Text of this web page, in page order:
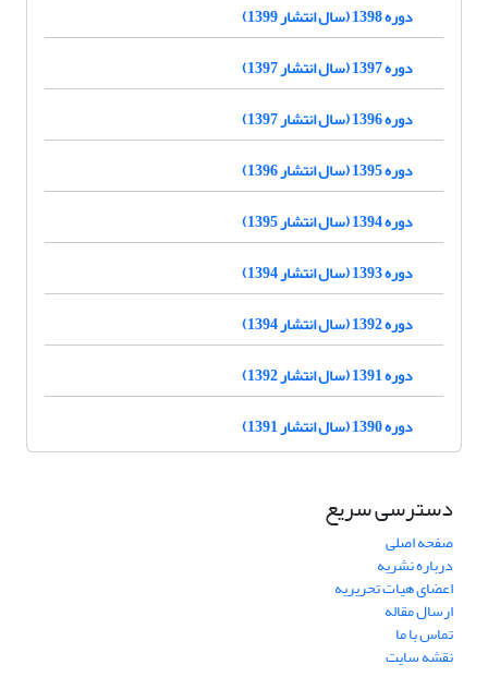
دوره 1398 (سال انتشار 1399)
دوره 1397 (سال انتشار 1397)
دوره 1396 (سال انتشار 1397)
دوره 1395 (سال انتشار 1396)
دوره 1394 (سال انتشار 1395)
دوره 1393 (سال انتشار 1394)
دوره 1392 (سال انتشار 1394)
دوره 1391 (سال انتشار 1392)
دوره 1390 (سال انتشار 1391)
دسترسی سریع
صفحه اصلی
درباره نشریه
اعضای هیات تحریریه
ارسال مقاله
تماس با ما
نقشه سایت